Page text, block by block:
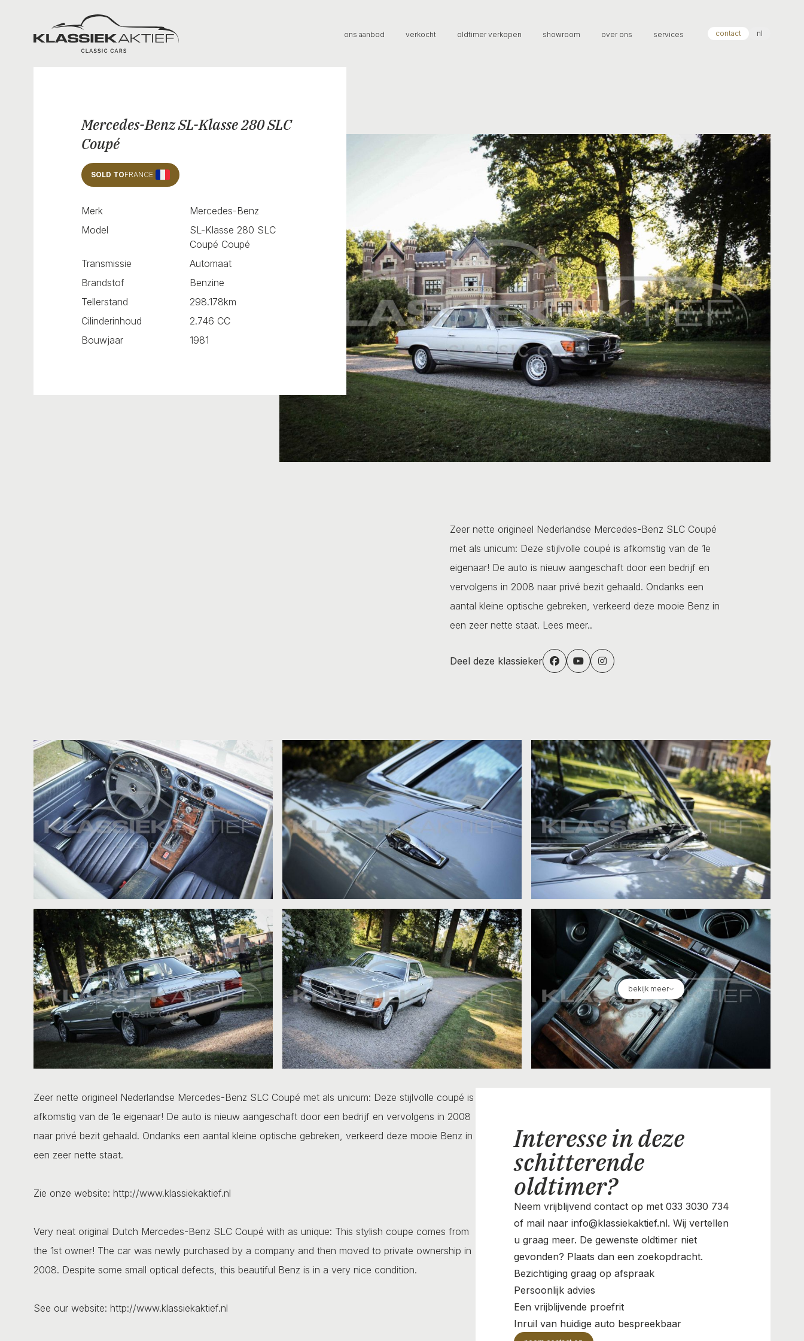
Klassiek Aktief
ons aanbod verkocht oldtimer verkopen showroom over ons services contact nl
Mercedes-Benz SL-Klasse 280 SLC
Coupé
SOLD TOFRANCE
Merk
Mercedes-Benz
Model
SL-Klasse 280 SLC
Coupé Coupé
Transmissie
Automaat
Brandstof
Benzine
Tellerstand
298.178km
Cilinderinhoud
2.746 CC
Bouwjaar
1981
Zeer nette origineel Nederlandse Mercedes-Benz SLC Coupé
met als unicum: Deze stijlvolle coupé is afkomstig van de 1e
eigenaar! De auto is nieuw aangeschaft door een bedrijf en
vervolgens in 2008 naar privé bezit gehaald. Ondanks een
aantal kleine optische gebreken, verkeerd deze mooie Benz in
een zeer nette staat. Lees meer..
Deel deze klassieker
bekijk meer
Zeer nette origineel Nederlandse Mercedes-Benz SLC Coupé met als unicum: Deze stijlvolle coupé is
afkomstig van de 1e eigenaar! De auto is nieuw aangeschaft door een bedrijf en vervolgens in 2008
naar privé bezit gehaald. Ondanks een aantal kleine optische gebreken, verkeerd deze mooie Benz in
een zeer nette staat.
Zie onze website: http://www.klassiekaktief.nl
Very neat original Dutch Mercedes-Benz SLC Coupé with as unique: This stylish coupe comes from
the 1st owner! The car was newly purchased by a company and then moved to private ownership in
2008. Despite some small optical defects, this beautiful Benz is in a very nice condition.
See our website: http://www.klassiekaktief.nl
Interesse in deze
schitterende
oldtimer?
Neem vrijblijvend contact op met 033 3030 734
of mail naar info@klassiekaktief.nl. Wij vertellen
u graag meer. De gewenste oldtimer niet
gevonden? Plaats dan een zoekopdracht.
Bezichtiging graag op afspraak
Persoonlijk advies
Een vrijblijvende proefrit
Inruil van huidige auto bespreekbaar